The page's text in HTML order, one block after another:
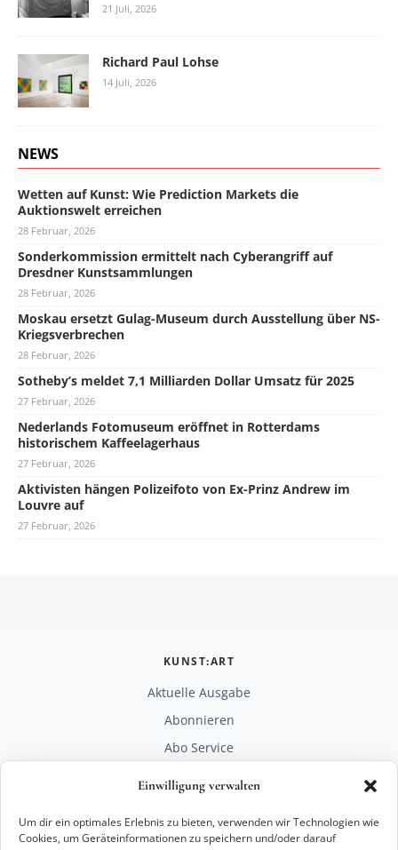
Einwilligung verwalten
Um dir ein optimales Erlebnis zu bieten, verwenden wir Technologien wie
Cookies, um Geräteinformationen zu speichern und/oder darauf
21 Juli, 2026
Richard Paul Lohse
14 Juli, 2026
NEWS
Wetten auf Kunst: Wie Prediction Markets die
Auktionswelt erreichen
28 Februar, 2026
Sonderkommission ermittelt nach Cyberangriff auf
Dresdner Kunstsammlungen
28 Februar, 2026
Moskau ersetzt Gulag-Museum durch Ausstellung über NS-
Kriegsverbrechen
28 Februar, 2026
Sotheby’s meldet 7,1 Milliarden Dollar Umsatz für 2025
27 Februar, 2026
Nederlands Fotomuseum eröffnet in Rotterdams
historischem Kaffeelagerhaus
27 Februar, 2026
Aktivisten hängen Polizeifoto von Ex-Prinz Andrew im
Louvre auf
27 Februar, 2026
KUNST:ART
Aktuelle Ausgabe
Abonnieren
Abo Service
RECHTLICHES